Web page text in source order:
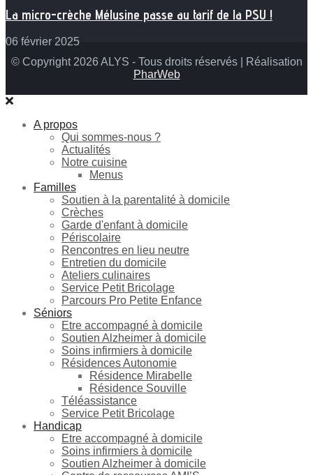
La micro-crèche Mélusine passe au tarif de la PSU !
06 février 2025
© Copyright 2026 ALYS - Tous droits réservés | Réalisation
PharWeb
A propos
Qui sommes-nous ?
Actualités
Notre cuisine
Menus
Familles
Soutien à la parentalité à domicile
Crèches
Garde d'enfant à domicile
Périscolaire
Rencontres en lieu neutre
Entretien du domicile
Ateliers culinaires
Service Petit Bricolage
Parcours Pro Petite Enfance
Séniors
Etre accompagné à domicile
Soutien Alzheimer à domicile
Soins infirmiers à domicile
Résidences Autonomie
Résidence Mirabelle
Résidence Souville
Téléassistance
Service Petit Bricolage
Handicap
Etre accompagné à domicile
Soins infirmiers à domicile
Soutien Alzheimer à domicile